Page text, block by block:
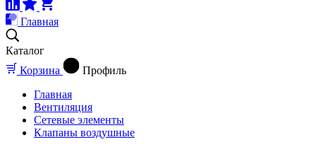
Главная
Каталог
Корзина
Профиль
Главная
Вентиляция
Сетевые элементы
Клапаны воздушные